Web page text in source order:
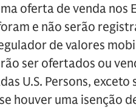
oferta de venda nos
e não serão
de valores
ser ofertados ou
U.S. Persons, exceto
houver uma isenção